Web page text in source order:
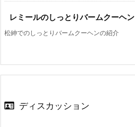
レミールのしっとりバームクーヘン
松紳でのしっとりバームクーヘンの紹介
ディスカッション